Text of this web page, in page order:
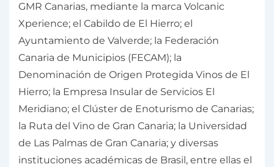
GMR Canarias, mediante la marca Volcanic
Xperience; el Cabildo de El Hierro; el
Ayuntamiento de Valverde; la Federación
Canaria de Municipios (FECAM); la
Denominación de Origen Protegida Vinos de El
Hierro; la Empresa Insular de Servicios El
Meridiano; el Clúster de Enoturismo de Canarias;
la Ruta del Vino de Gran Canaria; la Universidad
de Las Palmas de Gran Canaria; y diversas
instituciones académicas de Brasil, entre ellas el